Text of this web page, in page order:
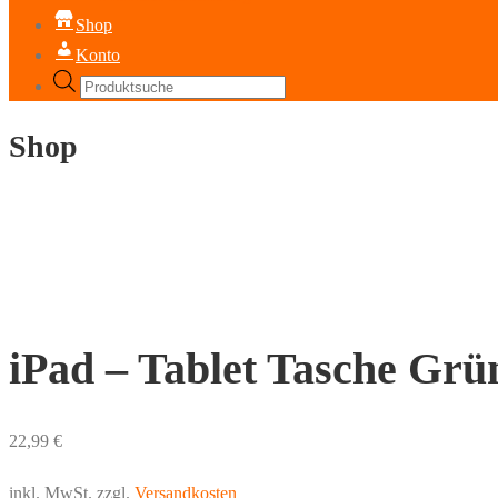
Shop
Konto
Products
Shop
iPad – Tablet Tasche
22,99 €
inkl. MwSt. zzgl. Versandkosten